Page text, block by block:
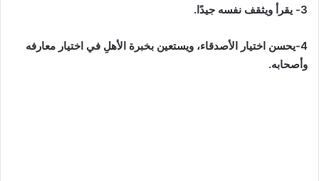
3- يقرأ ويثقف نفسه جيدًا.
4-يحسن اختيار الأصدقاء، ويستعين بخبرة الأهلِ في اختيار معارفه
وأصحابه.